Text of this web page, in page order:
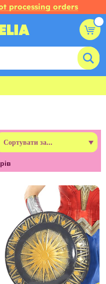
processing orders